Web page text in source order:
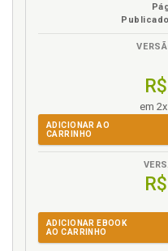
em
ADICIONAR AO
CARRINHO
ADICIONAR EBOOK
AO CARRINHO